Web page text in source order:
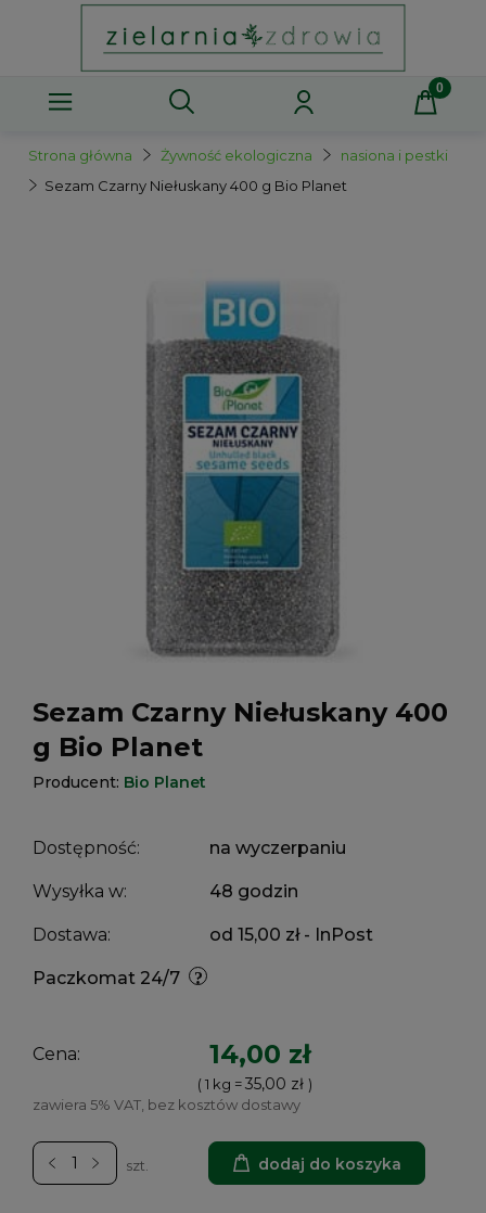
Strona główna Żywność ekologiczna
nasiona i pestki
Sezam Czarny Niełuskany 400 g Bio Planet
Sezam Czarny Niełuskany 400
g Bio Planet
Producent: Bio Planet
Dostępność: na wyczerpaniu
Wysyłka w: 48 godzin
Dostawa: od 15,00 zł - InPost
Paczkomat 24/7
Cena: 14,00 zł
( 1 kg =35,00 zł )
zawiera 5% VAT, bez kosztów dostawy
szt. dodaj do koszyka